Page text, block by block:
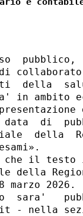
pubblico,
della
in ambito
data  di
della
il testo
della
2026.
sara'
- nella